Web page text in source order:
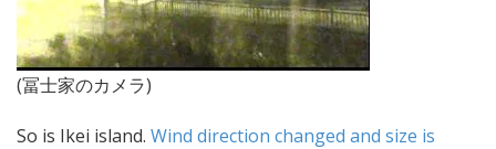
(冨士家のカメラ)
So is Ikei island. Wind direction changed and size is